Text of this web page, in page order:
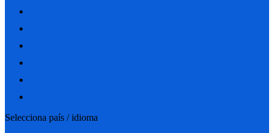
Selecciona país / idioma